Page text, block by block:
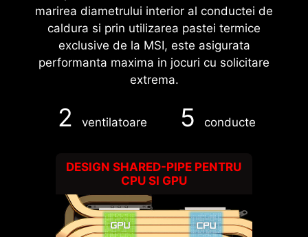
performanta maxima in jocuri cu solicitare
extrema.
2 ventilatoare 5 conducte
DESIGN SHARED-PIPE PENTRU
CPU SI GPU